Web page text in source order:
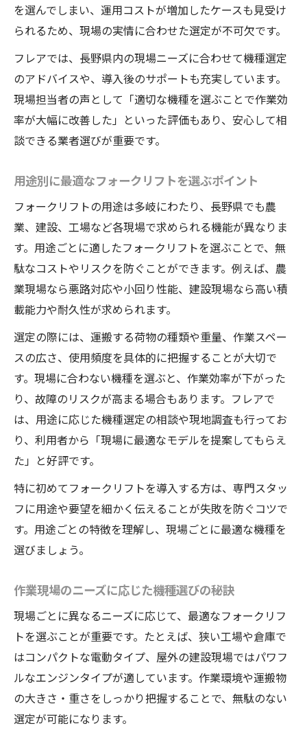
を選んでしまい、運用コストが増加したケースも見受け
られるため、現場の実情に合わせた選定が不可欠です。
フレアでは、長野県内の現場ニーズに合わせて機種選定
のアドバイスや、導入後のサポートも充実しています。
現場担当者の声として「適切な機種を選ぶことで作業効
率が大幅に改善した」といった評価もあり、安心して相
談できる業者選びが重要です。
用途別に最適なフォークリフトを選ぶポイント
フォークリフトの用途は多岐にわたり、長野県でも農
業、建設、工場など各現場で求められる機能が異なりま
す。用途ごとに適したフォークリフトを選ぶことで、無
駄なコストやリスクを防ぐことができます。例えば、農
業現場なら悪路対応や小回り性能、建設現場なら高い積
載能力や耐久性が求められます。
選定の際には、運搬する荷物の種類や重量、作業スペー
スの広さ、使用頻度を具体的に把握することが大切で
す。現場に合わない機種を選ぶと、作業効率が下がった
り、故障のリスクが高まる場合もあります。フレアで
は、用途に応じた機種選定の相談や現地調査も行ってお
り、利用者から「現場に最適なモデルを提案してもらえ
た」と好評です。
特に初めてフォークリフトを導入する方は、専門スタッ
フに用途や要望を細かく伝えることが失敗を防ぐコツで
す。用途ごとの特徴を理解し、現場ごとに最適な機種を
選びましょう。
作業現場のニーズに応じた機種選びの秘訣
現場ごとに異なるニーズに応じて、最適なフォークリフ
トを選ぶことが重要です。たとえば、狭い工場や倉庫で
はコンパクトな電動タイプ、屋外の建設現場ではパワフ
ルなエンジンタイプが適しています。作業環境や運搬物
の大きさ・重さをしっかり把握することで、無駄のない
選定が可能になります。